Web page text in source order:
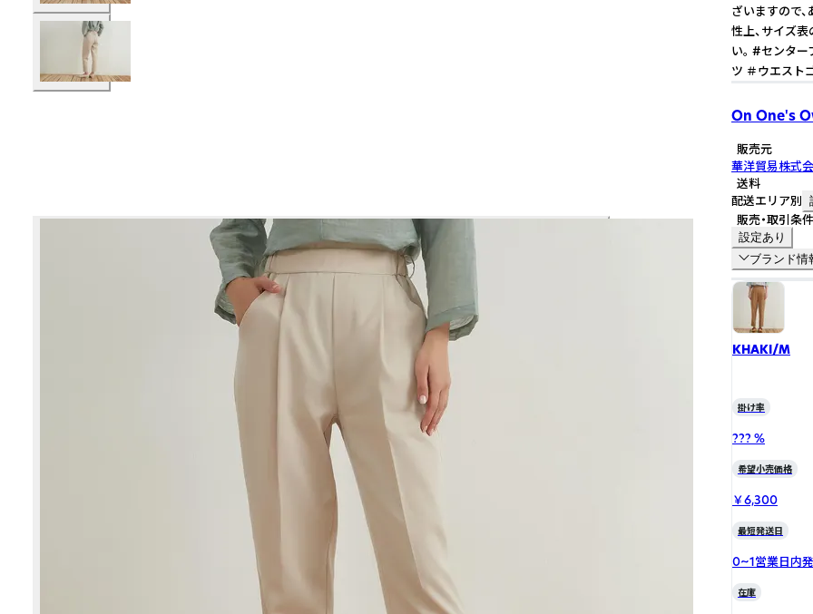
ざいますので
性上、サイズ
い。 #センタ
ツ ＃ウエスト
On One's
販売元
華洋貿易株式
送料
配送エリア別
販売・取引条件
設定あり
ブランド情
KHAKI/M
掛け率
??? %
希望小売価格
￥6,300
最短発送日
0~1営業日内
在庫